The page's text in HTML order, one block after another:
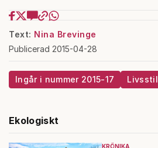
Text: Nina Brevinge
Publicerad 2015-04-28
Ingår i nummer 2015-17 Livsstil
Ekologiskt
KRÖNIKA